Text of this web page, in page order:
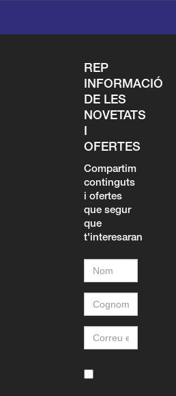
REP
INFORMACIÓ
DE LES
NOVETATS
I
OFERTES
Compartim
continguts
i ofertes
que segur
que
t'interesaran